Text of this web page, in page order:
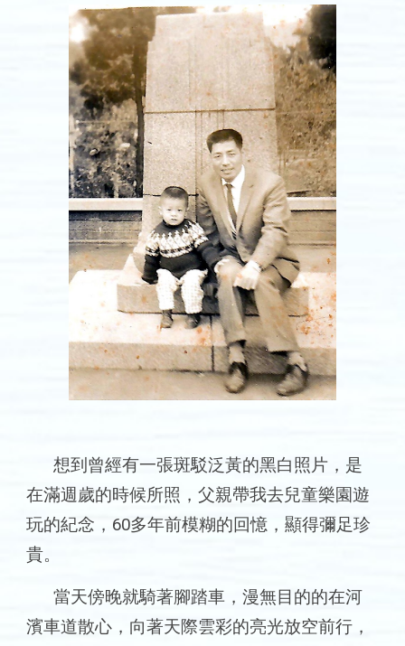
想到曾經有一張斑駁泛黃的黑白照片，是
在滿週歲的時候所照，父親帶我去兒童樂園遊
玩的紀念， 60多年前模糊的回憶，顯得彌足珍
貴。
當天傍晚就騎著腳踏車，漫無目的的在河
濱車道散心，向著天際雲彩的亮光放空前行，